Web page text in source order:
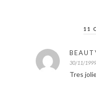
11
30/11/
Tres